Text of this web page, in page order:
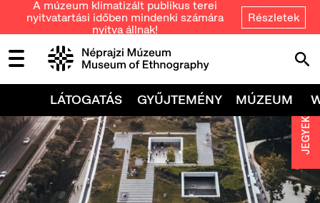
A múzeum klimatizált publikus terei
nyitvatartási időben mindenki számára
nyitva állnak!
Részletek
LÁTOGATÁS GYŰJTEMÉNY MÚZEUM
JEGYEK